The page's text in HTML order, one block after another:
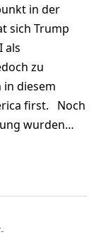
in der
sich Trump
als
zu
in diesem
first. Noch
wurden…